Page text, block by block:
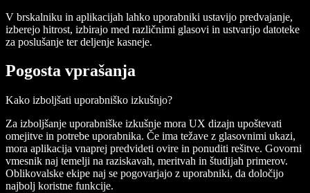
V brskalniku in aplikacijah lahko uporabniki ustavijo predvajanje,
izberejo hitrost, izbirajo med različnimi glasovi in ustvarijo datoteke
za poslušanje ter deljenje kasneje.
Pogosta vprašanja
Kako izboljšati uporabniško izkušnjo?
Za izboljšanje uporabniške izkušnje mora UX dizajn upoštevati
omejitve in potrebe uporabnika. Če ima težave z glasovnimi ukazi,
mora aplikacija vnaprej predvideti ovire in ponuditi rešitve. Govorni
vmesnik naj temelji na raziskavah, meritvah in študijah primerov.
Oblikovalske ekipe naj se pogovarjajo z uporabniki, da določijo
najbolj koristne funkcije.